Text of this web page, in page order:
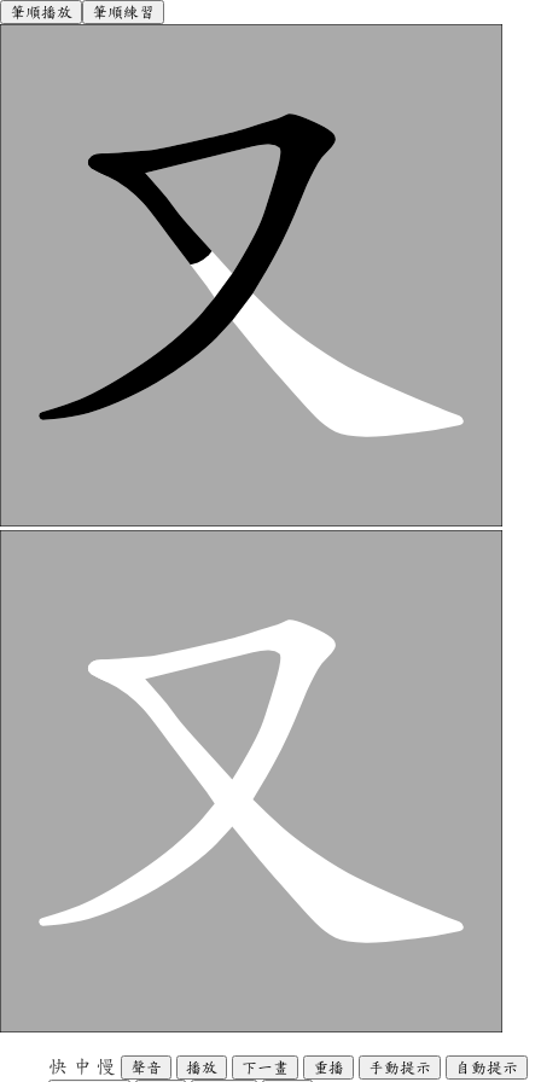
筆順播放 筆順練習
快 中 慢 聲音 播放 下一畫 重播 手動提示 自動提示